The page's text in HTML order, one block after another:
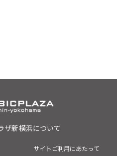
ザ新横浜について
サイトご利用にあたって